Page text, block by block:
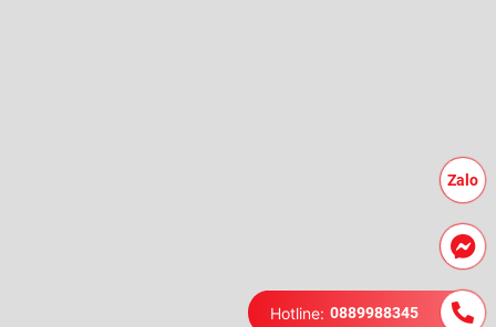
Zalo
Hotline: 0889988345